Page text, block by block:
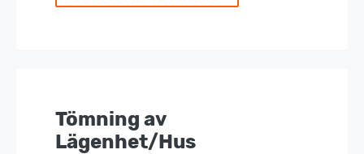
Tömning av
Lägenhet/Hus